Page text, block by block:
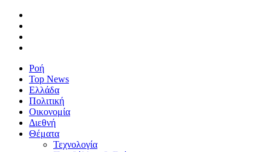
Ροή
Top News
Ελλάδα
Πολιτική
Οικονομία
Διεθνή
Θέματα
Τεχνολογία